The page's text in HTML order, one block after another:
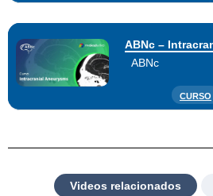
ABNc –
ABNc
CURSO
Videos relacionados